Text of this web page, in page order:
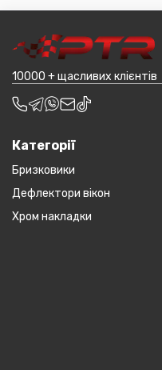
транспортування до
10000 + щасливих клієнтів
Категорії
Бризковики
Дефлектори вікон
Хром накладки